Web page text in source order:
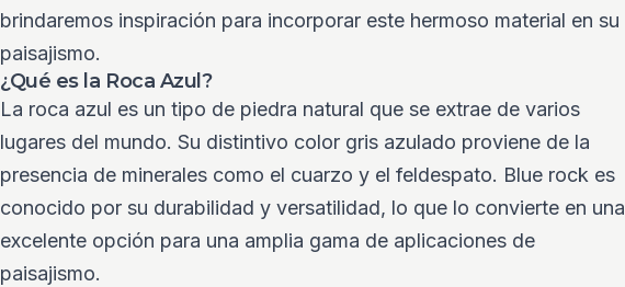
brindaremos inspiración para incorporar este hermoso material en su
paisajismo.
¿Qué es la Roca Azul?
La roca azul es un tipo de piedra natural que se extrae de varios
lugares del mundo. Su distintivo color gris azulado proviene de la
presencia de minerales como el cuarzo y el feldespato. Blue rock es
conocido por su durabilidad y versatilidad, lo que lo convierte en una
excelente opción para una amplia gama de aplicaciones de
paisajismo.